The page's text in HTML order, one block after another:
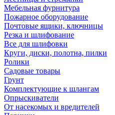
Мебельная фурнитура
Пожарное оборудование
Почтовые ящики, ключницы
Резка и шлифование
Все для шлифовки
Круги, диски, полотна, пилки
Ролики
Садовые товары
Грунт
Комплектующие к шлангам
Опрыскиватели
От насекомых и вредителей